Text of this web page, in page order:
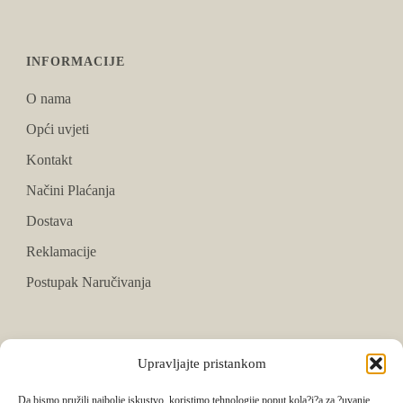
Upravljajte pristankom
Da bismo pružili najbolje iskustvo, koristimo tehnologije poput kola?i?a za ?uvanje
INFORMACIJE
O nama
Opći uvjeti
Kontakt
Načini Plaćanja
Dostava
Reklamacije
Postupak Naručivanja